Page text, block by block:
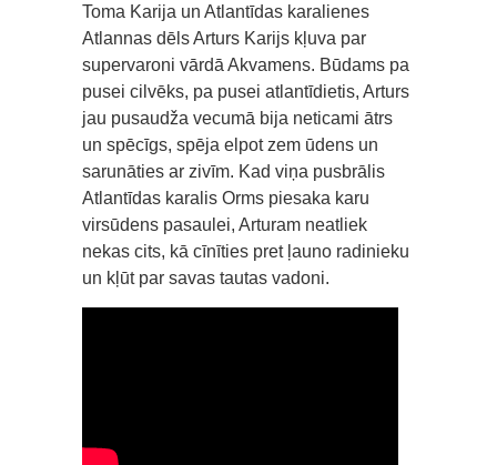
Toma Karija un Atlantīdas karalienes
Atlannas dēls Arturs Karijs kļuva par
supervaroni vārdā Akvamens. Būdams pa
pusei cilvēks, pa pusei atlantīdietis, Arturs
jau pusaudža vecumā bija neticami ātrs
un spēcīgs, spēja elpot zem ūdens un
sarunāties ar zivīm. Kad viņa pusbrālis
Atlantīdas karalis Orms piesaka karu
virsūdens pasaulei, Arturam neatliek
nekas cits, kā cīnīties pret ļauno radinieku
un kļūt par savas tautas vadoni.